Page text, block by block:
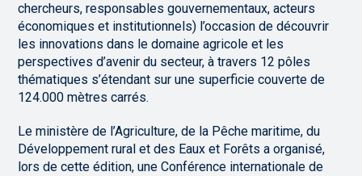
chercheurs, responsables gouvernementaux, acteurs
économiques et institutionnels) l’occasion de découvrir
les innovations dans le domaine agricole et les
perspectives d’avenir du secteur, à travers 12 pôles
thématiques s’étendant sur une superficie couverte de
124.000 mètres carrés.
Le ministère de l’Agriculture, de la Pêche maritime, du
Développement rural et des Eaux et Forêts a organisé,
lors de cette édition, une Conférence internationale de